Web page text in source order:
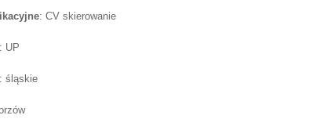
: CV skierowanie
: UP
: śląskie